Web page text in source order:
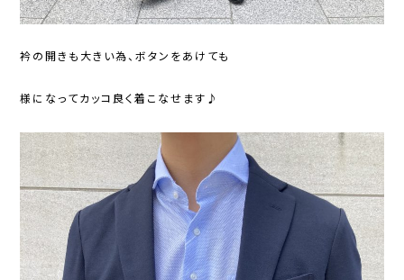
衿の開きも大きい為、ボタンをあけても
様になってカッコ良く着こなせます♪